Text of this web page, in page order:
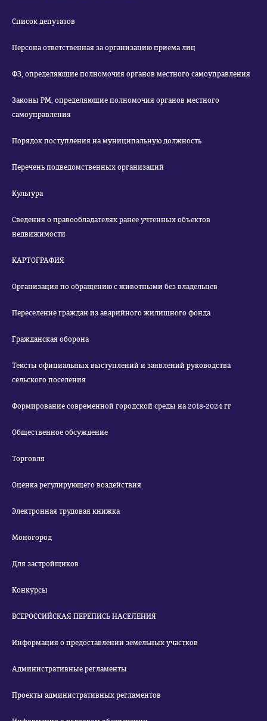
Список депутатов
Персона ответственная за организацию приема лиц
ФЗ, определяющие полномочия органов местного самоуправления
Законы РМ, определяющие полномочия органов местного
самоуправления
Порядок поступления на муниципальную должность
Перечень подведомственных организаций
Культура
Сведения о правообладателях ранее учтенных объектов
недвижимости
КАРТОГРАФИЯ
Организация по обращению с животными без владельцев
Переселение граждан из аварийного жилищного фонда
Гражданская оборона
Тексты официальных выступлений и заявлений руководства
сельского поселения
Формирование современной городской среды на 2018-2024 гг
Общественное обсуждение
Торговля
Оценка регулирующего воздействия
Электронная трудовая книжка
Моногород
Для застройщиков
Конкурсы
ВСЕРОССИЙСКАЯ ПЕРЕПИСЬ НАСЕЛЕНИЯ
Информация о предоставлении земельных участков
Административные регламенты
Проекты административных регламентов